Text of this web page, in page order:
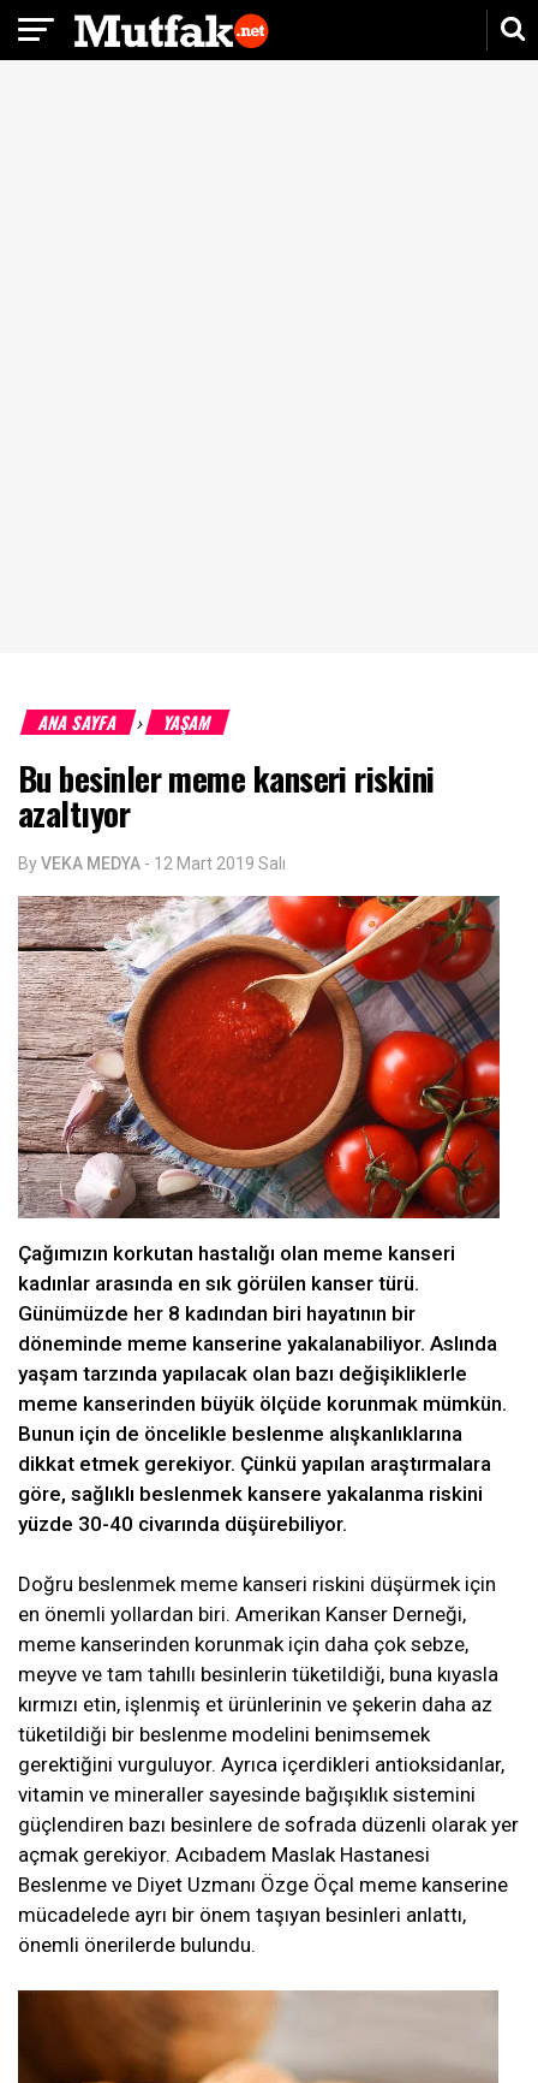
ANA SAYFA › YAŞAM
Bu besinler meme kanseri riskini
azaltıyor
ByVEKA MEDYA - 12 Mart 2019 Salı
Çağımızın korkutan hastalığı olan meme kanseri
kadınlar arasında en sık görülen kanser türü.
Günümüzde her 8 kadından biri hayatının bir
döneminde meme kanserine yakalanabiliyor. Aslında
yaşam tarzında yapılacak olan bazı değişikliklerle
meme kanserinden büyük ölçüde korunmak mümkün.
Bunun için de öncelikle beslenme alışkanlıklarına
dikkat etmek gerekiyor. Çünkü yapılan araştırmalara
göre, sağlıklı beslenmek kansere yakalanma riskini
yüzde 30-40 civarında düşürebiliyor.
Doğru beslenmek meme kanseri riskini düşürmek için
en önemli yollardan biri. Amerikan Kanser Derneği,
meme kanserinden korunmak için daha çok sebze,
meyve ve tam tahıllı besinlerin tüketildiği, buna kıyasla
kırmızı etin, işlenmiş et ürünlerinin ve şekerin daha az
tüketildiği bir beslenme modelini benimsemek
gerektiğini vurguluyor. Ayrıca içerdikleri antioksidanlar,
vitamin ve mineraller sayesinde bağışıklık sistemini
güçlendiren bazı besinlere de sofrada düzenli olarak yer
açmak gerekiyor. Acıbadem Maslak Hastanesi
Beslenme ve Diyet Uzmanı Özge Öçal meme kanserine
mücadelede ayrı bir önem taşıyan besinleri anlattı,
önemli önerilerde bulundu.